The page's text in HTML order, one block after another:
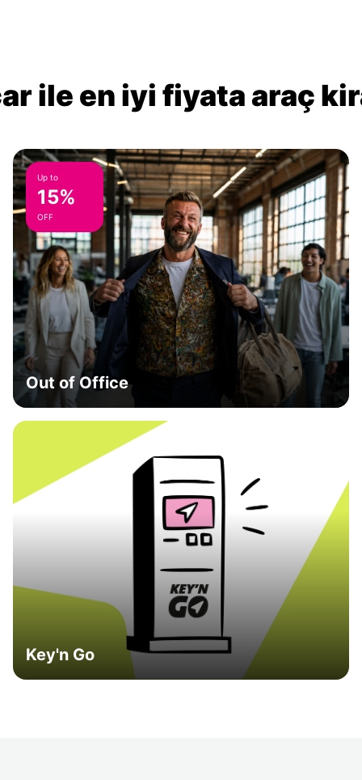
ile en iyi fiyata araç
Up to
15%
OFF
Out of Office
Key'n Go